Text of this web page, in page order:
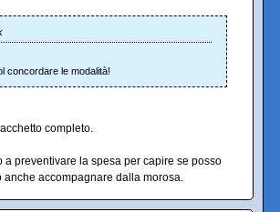
concordare le modalità!
completo.
a preventivare la spesa per capire se posso
anche accompagnare dalla morosa.